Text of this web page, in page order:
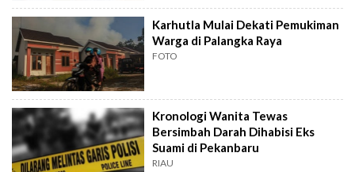
Karhutla Mulai Dekati Pemukiman
Warga di Palangka Raya
FOTO
Kronologi Wanita Tewas
Bersimbah Darah Dihabisi Eks
Suami di Pekanbaru
RIAU